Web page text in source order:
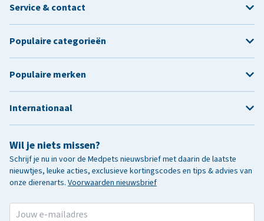
Wil je niets missen?
Schrijf je nu in voor de Medpets nieuwsbrief met daarin de laatste
nieuwtjes, leuke acties, exclusieve kortingscodes en tips & advies van
onze dierenarts. Voorwaarden nieuwsbrief
Service & contact
Populaire categorieën
Populaire merken
Internationaal